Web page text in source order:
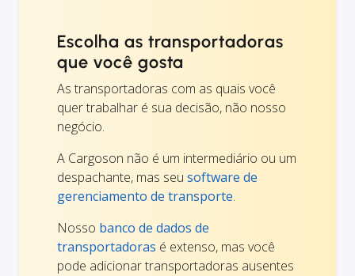
Escolha as transportadoras
que você gosta
As transportadoras com as quais você
quer trabalhar é sua decisão, não nosso
negócio.
A Cargoson não é um intermediário ou um
despachante, mas seu software de
gerenciamento de transporte.
Nosso banco de dados de
transportadoras é extenso, mas você
pode adicionar transportadoras ausentes